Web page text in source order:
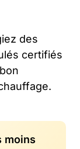
des
certifiés
moins